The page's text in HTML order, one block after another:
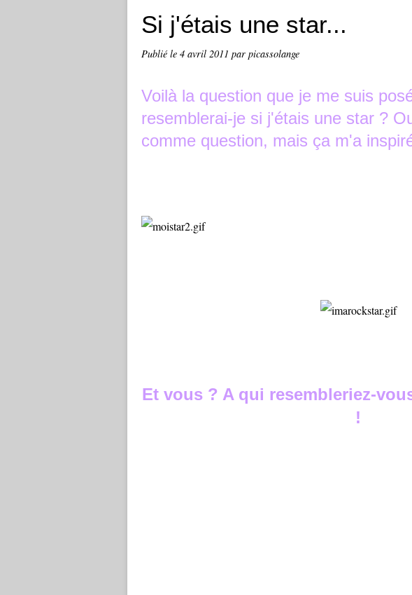
Si j'étais une star...
Publié le 4 avril 2011 par picassolange
Voilà la question que je me suis
resemblerai-je si j'étais une star ?
comme question, mais ça m'a
Et vous ? A qui resembleriez-
!